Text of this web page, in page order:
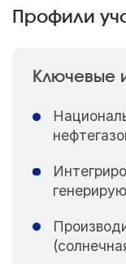
Профили
Ключевые